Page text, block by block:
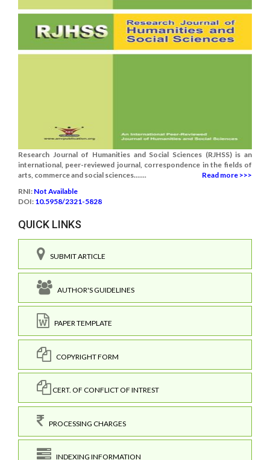
Research Journal of Humanities and Social Sciences (RJHSS) is an
international, peer-reviewed journal, correspondence in the fields of
arts, commerce and social sciences.......
Read more >>>
RNI: Not Available
DOI: 10.5958/2321-5828
QUICK LINKS
SUBMIT ARTICLE
AUTHOR'S GUIDELINES
PAPER TEMPLATE
COPYRIGHT FORM
CERT. OF CONFLICT OF INTREST
PROCESSING CHARGES
INDEXING INFORMATION